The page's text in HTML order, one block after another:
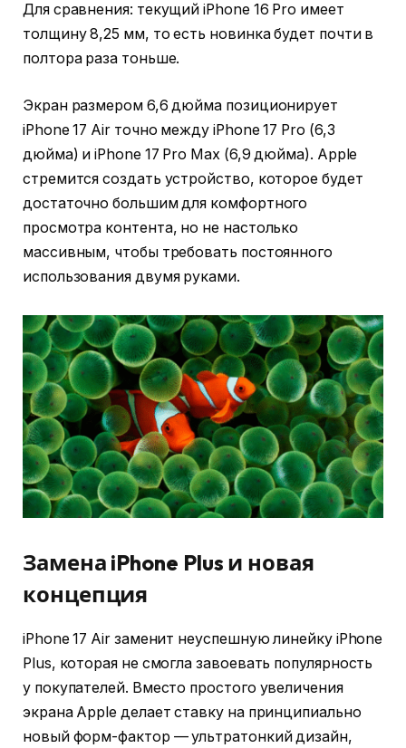
Для сравнения: текущий iPhone 16 Pro имеет
толщину 8,25 мм, то есть новинка будет почти в
полтора раза тоньше.
Экран размером 6,6 дюйма позиционирует
iPhone 17 Air точно между iPhone 17 Pro (6,3
дюйма) и iPhone 17 Pro Max (6,9 дюйма). Apple
стремится создать устройство, которое будет
достаточно большим для комфортного
просмотра контента, но не настолько
массивным, чтобы требовать постоянного
использования двумя руками.
Замена iPhone Plus и новая
концепция
iPhone 17 Air заменит неуспешную линейку iPhone
Plus, которая не смогла завоевать популярность
у покупателей. Вместо простого увеличения
экрана Apple делает ставку на принципиально
новый форм-фактор — ультратонкий дизайн,